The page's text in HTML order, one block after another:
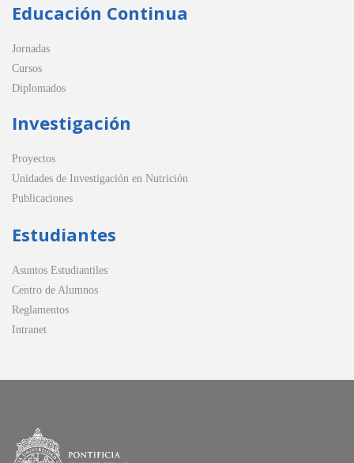
Educación Continua
Jornadas
Cursos
Diplomados
Investigación
Proyectos
Unidades de Investigación en Nutrición
Publicaciones
Estudiantes
Asuntos Estudiantiles
Centro de Alumnos
Reglamentos
Intranet